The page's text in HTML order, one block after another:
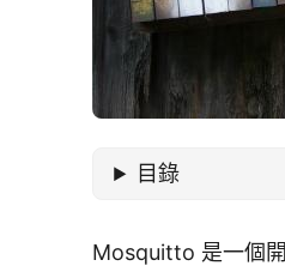
目錄
Mosquitto 是一個